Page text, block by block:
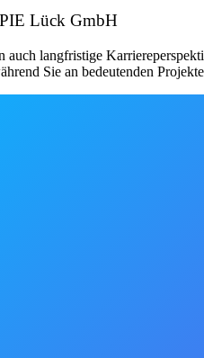
Lück GmbH
langfristige
Sie an bedeutenden